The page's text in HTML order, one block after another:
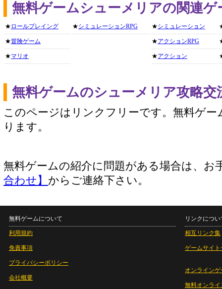
無料ゲームシューメリアの関連
★ ロールプレイング
★冒険ゲーム
★マリオ
★シミュレーションRPG ★シミュレーション
★アクションRPG
★アクション
無料ゲームのシューメリア攻略
このページはリンクフリーです。無料ゲー
ります。
無料ゲームの紹介に問題がある場合は、お
合わせ】 からご連絡下さい。
無料ゲームについて
利用規約
免責事項
プライバシーポリシー
会社概要
リンクについ
相互リンク集
ゲームサイト
オンラインゲ
無料オンライ